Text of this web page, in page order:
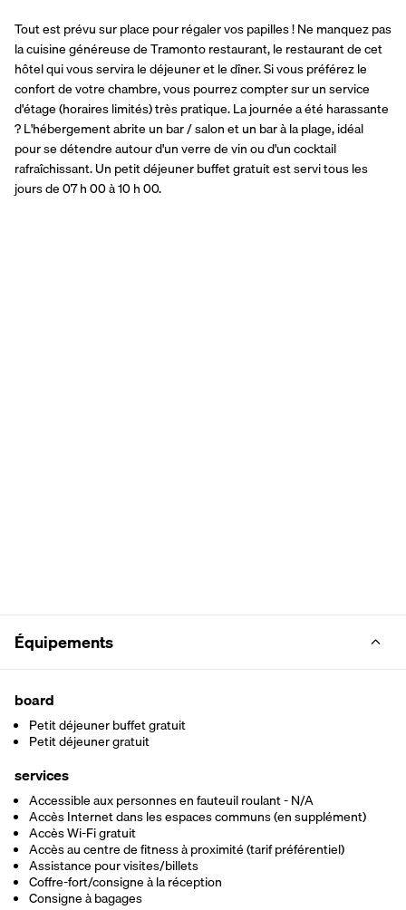
Tout est prévu sur place pour régaler vos papilles ! Ne manquez pas
la cuisine généreuse de Tramonto restaurant, le restaurant de cet
hôtel qui vous servira le déjeuner et le dîner. Si vous préférez le
confort de votre chambre, vous pourrez compter sur un service
d'étage (horaires limités) très pratique. La journée a été harassante
? L'hébergement abrite un bar / salon et un bar à la plage, idéal
pour se détendre autour d'un verre de vin ou d'un cocktail
rafraîchissant. Un petit déjeuner buffet gratuit est servi tous les
jours de 07 h 00 à 10 h 00.
Équipements
board
Petit déjeuner buffet gratuit
Petit déjeuner gratuit
services
Accessible aux personnes en fauteuil roulant - N/A
Accès Internet dans les espaces communs (en supplément)
Accès Wi-Fi gratuit
Accès au centre de fitness à proximité (tarif préférentiel)
Assistance pour visites/billets
Coffre-fort/consigne à la réception
Consigne à bagages